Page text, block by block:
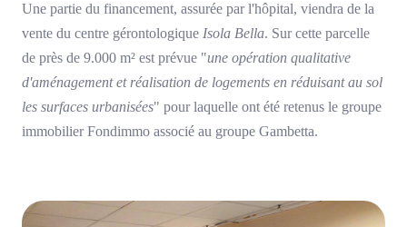
Une partie du financement, assurée par l'hôpital, viendra de la
vente du centre gérontologique Isola Bella. Sur cette parcelle
de près de 9.000 m² est prévue "une opération qualitative
d'aménagement et réalisation de logements en réduisant au sol
les surfaces urbanisées" pour laquelle ont été retenus le groupe
immobilier Fondimmo associé au groupe Gambetta.